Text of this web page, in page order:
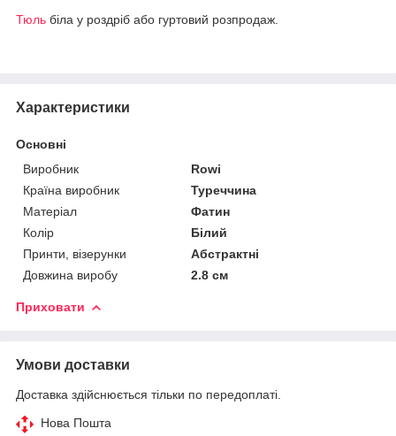
Тюль біла у роздріб або гуртовий розпродаж.
Характеристики
Основні
Виробник
Rowi
Країна виробник
Туреччина
Матеріал
Фатин
Колір
Білий
Принти, візерунки
Абстрактні
Довжина виробу
2.8 см
Приховати
Умови доставки
Доставка здійснюється тільки по передоплаті.
Нова Пошта